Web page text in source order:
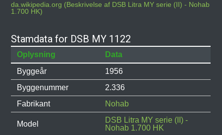
da.wikipedia.org (Beskrivelse af DSB Litra MY serie (II) - Nohab
1.700 HK)
Stamdata for DSB MY 1122
Oplysning
Data
Byggeår
1956
Byggenummer
2.336
Fabrikant
Nohab
Model
DSB Litra MY serie (II) -
Nohab 1.700 HK